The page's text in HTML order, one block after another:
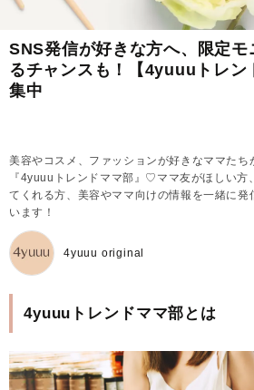
SNS発信が好きな方へ、限定モ
るチャンスも！【4yuuuトレン
集中
美容やコスメ、ファッションが好きなママたち
『4yuuuトレンドママ部』♡ママ友がほしい方
てくれる方、美容やママ向けの情報を一緒に発
います！
4yuuu original
4yuuuトレンドママ部とは